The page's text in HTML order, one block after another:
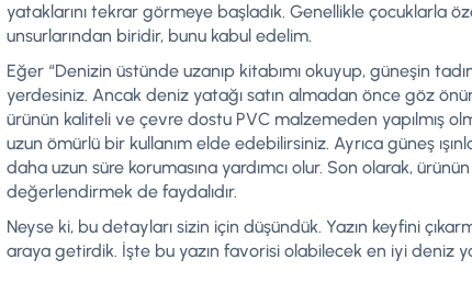
yataklarını tekrar görmeye başladık. Genellikle çocuklarla
unsurlarından biridir, bunu kabul edelim.
Eğer “Denizin üstünde uzanıp kitabımı okuyup, güneşin
yerdesiniz. Ancak deniz yatağı satın almadan önce göz
ürünün kaliteli ve çevre dostu PVC malzemeden yapılmış
uzun ömürlü bir kullanım elde edebilirsiniz. Ayrıca güneş
daha uzun süre korumasına yardımcı olur. Son olarak,
değerlendirmek de faydalıdır.
Neyse ki, bu detayları sizin için düşündük. Yazın keyfini
araya getirdik. İşte bu yazın favorisi olabilecek en iyi deniz